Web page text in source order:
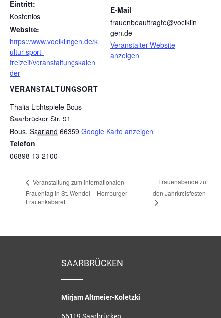
Eintritt:
Kostenlos
Website:
https://www.voelklingen.de/k
ultur-sport-
freizeit/veranstaltungskalen
der
VERANSTALTUNGSORT
Thalia Lichtspiele Bous
Saarbrücker Str. 91
Bous, Saarland 66359 Google Karte anzeigen
Telefon
06898 13-2100
E-Mail
frauenbeauftragte@voelklin
gen.de
Veranstalter-Website
anzeigen
Veranstaltung zum internationalen
Frauentag in St. Wendel – Homburger
Frauenkabarett
Frauenabende zu
den Jahrkreisfesten
SAARBRÜCKEN
Mirjam Altmeier-Koletzki